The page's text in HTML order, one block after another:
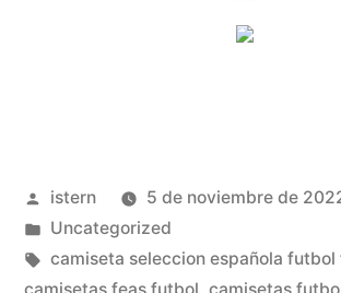
Publicado
por
istern
5 de noviembre de
Publicado
en
Uncategorized
Etiquetas:
camiseta seleccion española futbol